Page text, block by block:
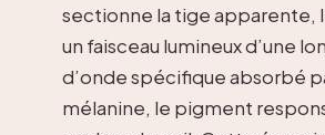
sectionne la tige apparente,
un faisceau lumineux d’une
d’onde spécifique absorbé
mélanine, le pigment